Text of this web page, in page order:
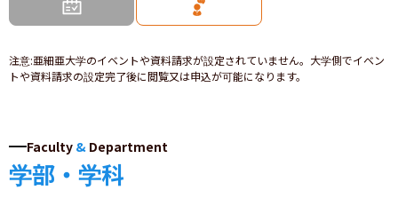
注意:亜細亜大学のイベントや資料請求が設定されていません。大学側でイベン
トや資料請求の設定完了後に閲覧又は申込が可能になります。
Faculty & Department
学部・学科